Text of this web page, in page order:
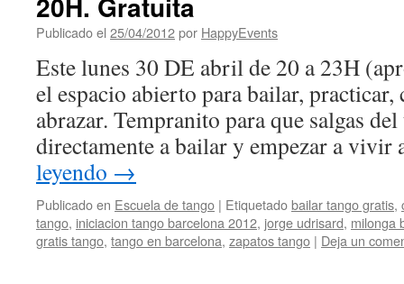
Publicado el 25/04/2012por HappyEvents
Este lunes 30 DE abril de 20 a 23H
el espacio abierto para bailar,
abrazar. Tempranito para que salgas
directamente a bailar y empezar a
leyendo →
Publicado en Escuela de tango | Etiquetadobailar tango gratis,
tango, iniciacion tango barcelona 2012, jorge udrisard, milonga
gratis tango, tango en barcelona, zapatos tango | Deja un